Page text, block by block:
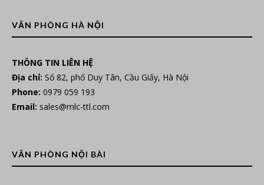
VĂN PHÒNG HÀ NỘI
THÔNG TIN LIÊN HỆ
Địa chỉ: Số 82, phố Duy Tân, Cầu Giấy, Hà Nội
Phone: 0979 059 193
Email: sales@mlc-ttl.com
VĂN PHÒNG NỘI BÀI